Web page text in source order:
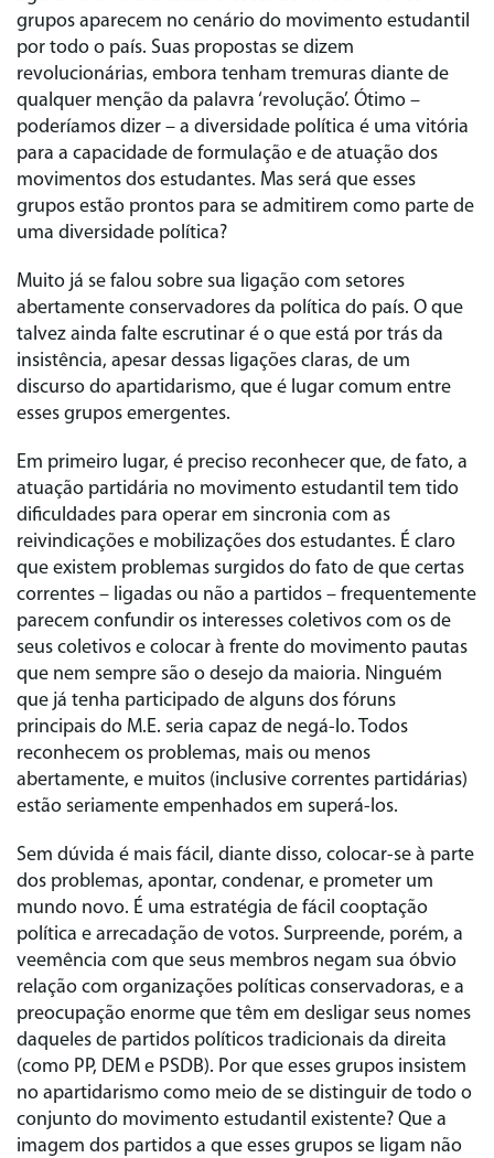
grupos aparecem no cenário do movimento estudantil
por todo o país. Suas propostas se dizem
revolucionárias, embora tenham tremuras diante de
qualquer menção da palavra ‘revolução’. Ótimo –
poderíamos dizer – a diversidade política é uma vitória
para a capacidade de formulação e de atuação dos
movimentos dos estudantes. Mas será que esses
grupos estão prontos para se admitirem como parte de
uma diversidade política?
Muito já se falou sobre sua ligação com setores
abertamente conservadores da política do país. O que
talvez ainda falte escrutinar é o que está por trás da
insistência, apesar dessas ligações claras, de um
discurso do apartidarismo, que é lugar comum entre
esses grupos emergentes.
Em primeiro lugar, é preciso reconhecer que, de fato, a
atuação partidária no movimento estudantil tem tido
dificuldades para operar em sincronia com as
reivindicações e mobilizações dos estudantes. É claro
que existem problemas surgidos do fato de que certas
correntes – ligadas ou não a partidos – frequentemente
parecem confundir os interesses coletivos com os de
seus coletivos e colocar à frente do movimento pautas
que nem sempre são o desejo da maioria. Ninguém
que já tenha participado de alguns dos fóruns
principais do M.E. seria capaz de negá‑lo. Todos
reconhecem os problemas, mais ou menos
abertamente, e muitos (inclusive correntes partidárias)
estão seriamente empenhados em superá‑los.
Sem dúvida é mais fácil, diante disso, colocar‑se à parte
dos problemas, apontar, condenar, e prometer um
mundo novo. É uma estratégia de fácil cooptação
política e arrecadação de votos. Surpreende, porém, a
veemência com que seus membros negam sua óbvio
relação com organizações políticas conservadoras, e a
preocupação enorme que têm em desligar seus nomes
daqueles de partidos políticos tradicionais da direita
(como PP, DEM e PSDB). Por que esses grupos insistem
no apartidarismo como meio de se distinguir de todo o
conjunto do movimento estudantil existente? Que a
imagem dos partidos a que esses grupos se ligam não